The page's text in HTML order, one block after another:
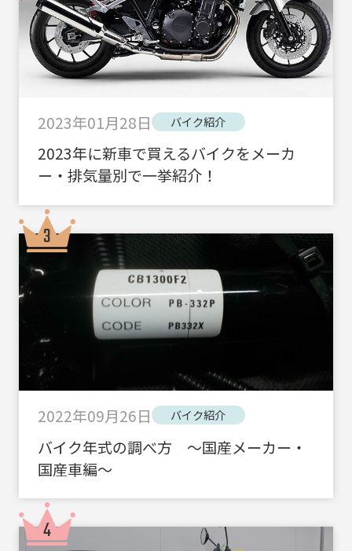
2023年01月28日 バイク紹介
2023年に新車で買えるバイクをメーカ
ー・排気量別で一挙紹介！
2022年09月26日 バイク紹介
バイク年式の調べ方 ～国産メーカー・
国産車編～